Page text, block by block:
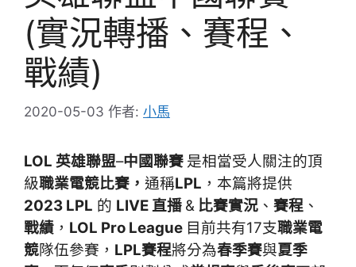
(實況轉播、賽程、
戰績)
2020-05-03 作者: 小馬
LOL 英雄聯盟–中國聯賽 是相當受人關注的頂
級職業電競比賽， 通稱LPL ，本篇將提供
2023 LPL 的 LIVE直播 & 比賽實況 、 賽程 、
戰績 ， LOL Pro League 目前共有17支職業電
競隊伍參賽， LPL賽程將分為春季賽與夏季